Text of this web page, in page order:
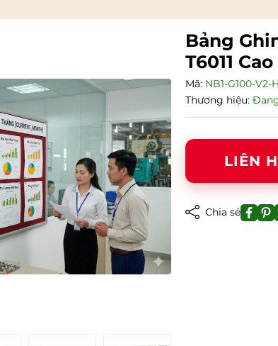
Bảng
T6011
Mã: NB1-G100-V2-
Thương hiệu:
LIÊN
Chia sẻ